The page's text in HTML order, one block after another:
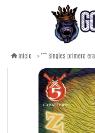
Inicio Singles primera era